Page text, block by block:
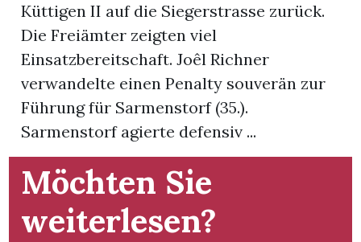
E-
Paper
Newsletter
App
Küttigen II auf die Siegerstrasse zurück.
Die Freiämter zeigten viel
Einsatzbereitschaft. Joêl Richner
verwandelte einen Penalty souverän zur
Führung für Sarmenstorf (35.).
Sarmenstorf agierte defensiv ...
Möchten Sie
weiterlesen?